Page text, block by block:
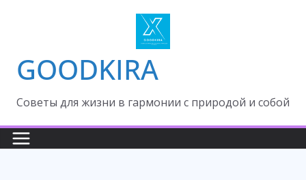
GOODKIRA
Cоветы для жизни в гармонии с природой и собой